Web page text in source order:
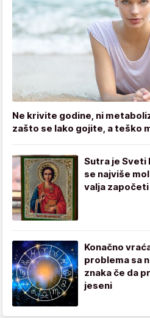
Ne krivite godine, ni
zašto se lako gojite, a teško
Sutra je Sveti
se najviše
valja započeti
Konačno
problema sa
znaka če da
jeseni